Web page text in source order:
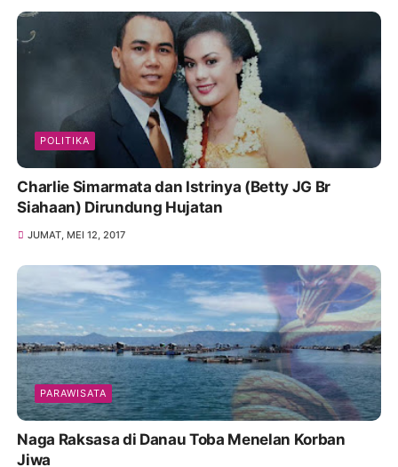
POLITIKA
Charlie Simarmata dan Istrinya (Betty JG Br
Siahaan) Dirundung Hujatan
JUMAT, MEI 12, 2017
PARAWISATA
Naga Raksasa di Danau Toba Menelan Korban
Jiwa